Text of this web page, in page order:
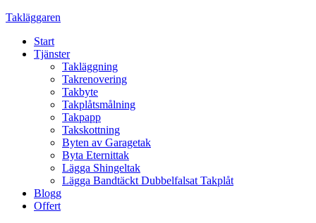
Skip
content
Takläggaren
Start
Tjänster
Takläggning
Takrenovering
Takbyte
Takplåtsmålning
Takpapp
Takskottning
Byten av Garagetak
Byta Eternittak
Lägga Shingeltak
Lägga Bandtäckt Dubbelfalsat Takplåt
Blogg
Offert